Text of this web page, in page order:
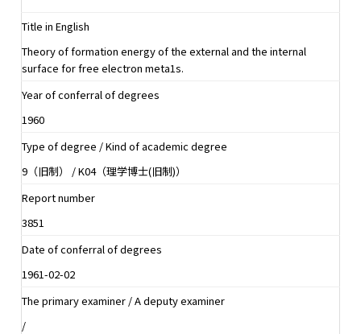
Title in English
Theory of formation energy of the external and the internal
surface for free electron meta1s.
Year of conferral of degrees
1960
Type of degree / Kind of academic degree
9（旧制） / K04（理学博士(旧制)）
Report number
3851
Date of conferral of degrees
1961-02-02
The primary examiner / A deputy examiner
/